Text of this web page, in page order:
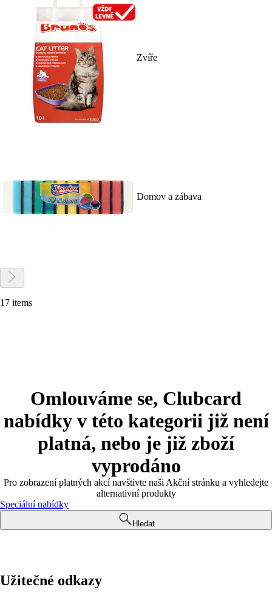
Zvíře
Domov a zábava
17 items
Omlouváme se, Clubcard
nabídky v této kategorii již není
platná, nebo je již zboží
vyprodáno
Pro zobrazení platných akcí navštivte naši Akční stránku a vyhledejte
alternativní produkty
Speciální nabídky
Hledat
Užitečné odkazy